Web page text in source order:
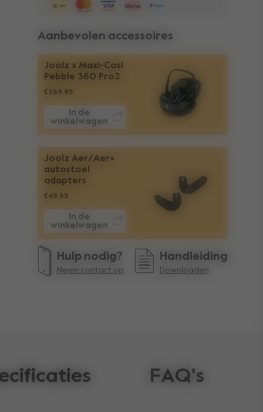
Aanbevolen accessoires
Joolz x Maxi-Cosi
Pebble 360 Pro2
€269,95
In de
winkelwagen
Joolz Aer/Aer+
autostoel
adapters
€49,95
In de
winkelwagen
Hulp nodig?
Neem contact op
Handleiding
Downloaden
FAQ's